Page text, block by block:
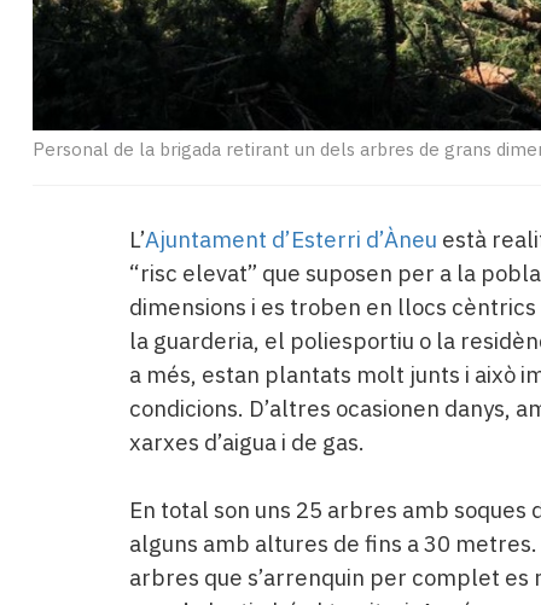
Personal de la brigada retirant un dels arbres de grans
L’Ajuntament d’Esterri d’Àneu està
“risc elevat” que suposen per a la
dimensions i es troben en llocs
la guarderia, el poliesportiu o la
a més, estan plantats molt junts i això
condicions. D’altres ocasionen danys,
xarxes d’aigua i de gas.
En total son uns 25 arbres amb
alguns amb altures de fins a 30
arbres que s’arrenquin per complet